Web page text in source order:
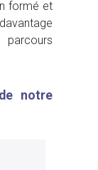
formé et
parcours
notre